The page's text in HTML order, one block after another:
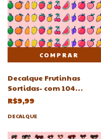
Decalque Frutinhas
Sortidas- com 104
unidades-Atelie Adriartes
R$9,99
DECALQUE